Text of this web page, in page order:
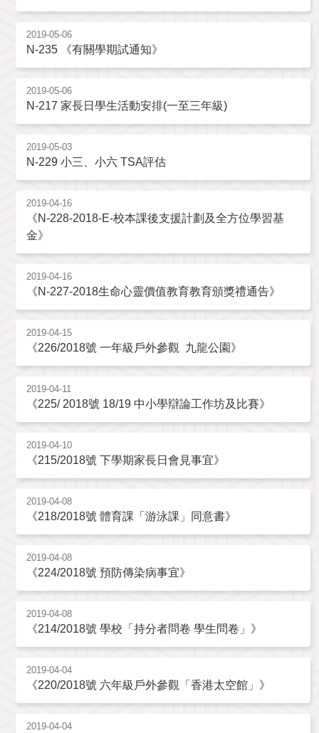
2019-05-06
N-235 《有關學期試通知》
2019-05-06
N-217 家長日學生活動安排(一至三年級)
2019-05-03
N-229 小三、小六 TSA評估
2019-04-16
《N-228-2018-E-校本課後支援計劃及全方位學習基
金》
2019-04-16
《N-227-2018生命心靈價值教育教育頒獎禮通告》
2019-04-15
《226/2018號 一年級戶外參觀 九龍公園》
2019-04-11
《225/ 2018號 18/19 中小學辯論工作坊及比賽》
2019-04-10
《215/2018號 下學期家長日會見事宜》
2019-04-08
《218/2018號 體育課「游泳課」同意書》
2019-04-08
《224/2018號 預防傳染病事宜》
2019-04-08
《214/2018號 學校「持分者問卷 學生問卷」》
2019-04-04
《220/2018號 六年級戶外參觀「香港太空館」》
2019-04-04